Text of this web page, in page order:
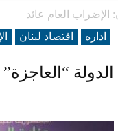
الإضراب العام عائد
اداره
اقتصاد لبنان
الدولة